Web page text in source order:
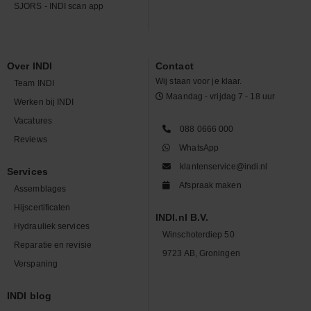
SJORS - INDI scan app
Over INDI
Team INDI
Werken bij INDI
Vacatures
Reviews
Services
Assemblages
Hijscertificaten
Hydrauliek services
Reparatie en revisie
Verspaning
INDI blog
Contact
Wij staan voor je klaar.
Maandag - vrijdag 7 - 18 uur
088 0666 000
WhatsApp
klantenservice@indi.nl
Afspraak maken
INDI.nl B.V.
Winschoterdiep 50
9723 AB, Groningen